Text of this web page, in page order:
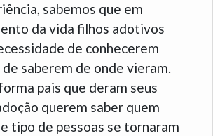
sabemos que em
da vida filhos adotivos
de conhecerem
saberem de onde vieram.
pais que deram seus
querem saber quem
tipo de pessoas se tornaram